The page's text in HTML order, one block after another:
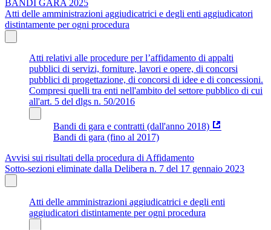
BANDI GARA 2025
Atti delle amministrazioni aggiudicatrici e degli enti aggiudicatori
distintamente per ogni procedura
Atti relativi alle procedure per l’affidamento di appalti
pubblici di servizi, forniture, lavori e opere, di concorsi
pubblici di progettazione, di concorsi di idee e di concessioni.
Compresi quelli tra enti nell'ambito del settore pubblico di cui
all'art. 5 del dlgs n. 50/2016
Bandi di gara e contratti (dall'anno 2018)
Bandi di gara (fino al 2017)
Avvisi sui risultati della procedura di Affidamento
Sotto-sezioni eliminate dalla Delibera n. 7 del 17 gennaio 2023
Atti delle amministrazioni aggiudicatrici e degli enti
aggiudicatori distintamente per ogni procedura